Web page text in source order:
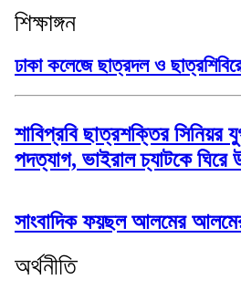
শিক্ষাঙ্গন
ঢাকা কলেজে ছাত্রদল ও
শাবিপ্রবি ছাত্রশক্তির সিনিয়র
পদত্যাগ, ভাইরাল চ্যাটকে ঘিরে
সাংবাদিক ফয়ছল আলমের
অর্থনীতি